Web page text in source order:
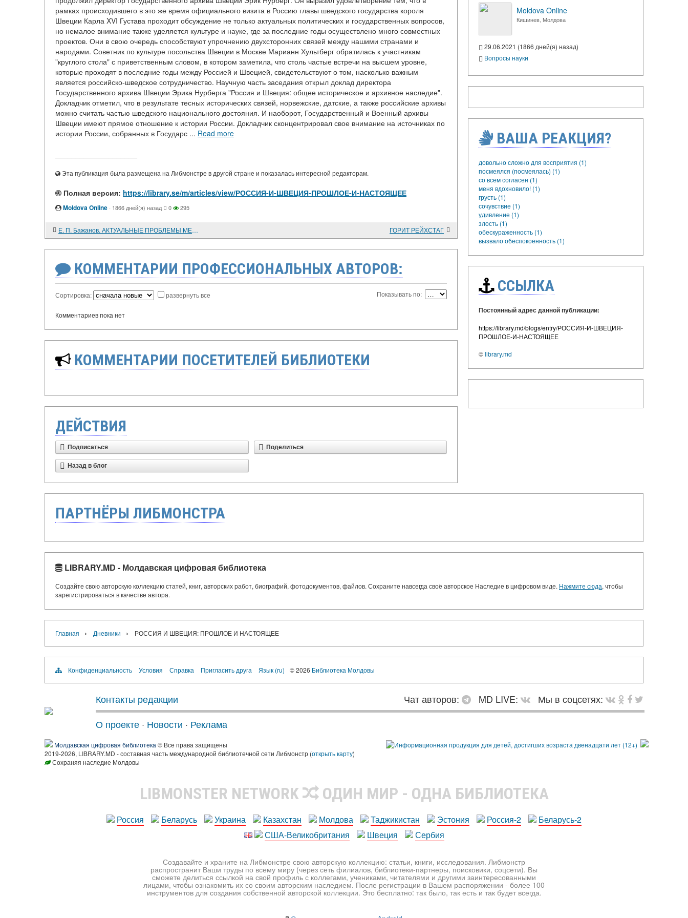
рамках происходившего в это же время официального визита в Россию главы шведского государства короля
Швеции Карла XVI Густава проходит обсуждение не только актуальных политических и государственных вопросов,
но немалое внимание также уделяется культуре и науке, где за последние годы осуществлено много совместных
проектов. Они в свою очередь способствуют упрочнению двухсторонних связей между нашими странами и
народами. Советник по культуре посольства Швеции в Москве Марианн Хультберг обратилась к участникам
"круглого стола" с приветственным словом, в котором заметила, что столь частые встречи на высшем уровне,
которые проходят в последние годы между Россией и Швецией, свидетельствуют о том, насколько важным
является российско-шведское сотрудничество. Научную часть заседания открыл доклад директора
Государственного архива Швеции Эрика Нурберга "Россия и Швеция: общее историческое и архивное наследие".
Докладчик отметил, что в результате тесных исторических связей, норвежские, датские, а также российские архивы
можно считать частью шведского национального достояния. И наоборот, Государственный и Военный архивы
Швеции имеют прямое отношение к истории России. Докладчик сконцентрировал свое внимание на источниках по
истории России, собранных в Государс ... Read more
Эта публикация была размещена на Либмонстре в другой стране и показалась интересной редакторам.
Полная версия: https://library.se/m/articles/view/РОССИЯ-И-ШВЕЦИЯ-ПРОШЛОЕ-И-НАСТОЯЩЕЕ
Moldova Online · 1866 дней(я) назад 0 295
Е. П. Бажанов. АКТУАЛЬНЫЕ ПРОБЛЕМЫ МЕЖДУНАРОДНЫХ ОТНОШЕНИЙ. Избранные труды, в 3-х т., т. 1. М.: Научная книга, 2001 ГОРИТ РЕЙХСТАГ
КОММЕНТАРИИ ПРОФЕССИОНАЛЬНЫХ АВТОРОВ:
Сортировка: развернуть все Показывать по:
Комментариев пока нет
КОММЕНТАРИИ ПОСЕТИТЕЛЕЙ БИБЛИОТЕКИ
ДЕЙСТВИЯ
Подписаться Поделиться
Назад в блог
Moldova Online
Кишинев, Молдова
29.06.2021 (1866 дней(я) назад)
Вопросы науки
ВАША РЕАКЦИЯ?
довольно сложно для восприятия (1)
посмеялся (посмеялась) (1)
со всем согласен (1)
меня вдохновило! (1)
грусть (1)
сочувствие (1)
удивление (1)
злость (1)
обескураженность (1)
вызвало обеспокоенность (1)
ССЫЛКА
Постоянный адрес данной публикации:
https://library.md/blogs/entry/РОССИЯ-И-ШВЕЦИЯ-
ПРОШЛОЕ-И-НАСТОЯЩЕЕ
©library.md
ПАРТНЁРЫ ЛИБМОНСТРА
LIBRARY.MD - Молдавская цифровая библиотека
Создайте свою авторскую коллекцию статей, книг, авторских работ, биографий, фотодокументов, файлов. Сохраните навсегда своё авторское Наследие в цифровом виде. Нажмите сюда, чтобы
зарегистрироваться в качестве автора.
Главная › Дневники › РОССИЯ И ШВЕЦИЯ: ПРОШЛОЕ И НАСТОЯЩЕЕ
Конфиденциальность Условия Справка Пригласить друга Язык (ru) © 2026 Библиотека Молдовы
Контакты редакции Чат авторов: MD LIVE:
Мы в соцсетях:
О проекте · Новости · Реклама
Молдавская цифровая библиотека © Все права защищены
2019-2026, LIBRARY.MD - составная часть международной библиотечной сети Либмонстр (открыть карту)
Сохраняя наследие Молдовы
LIBMONSTER NETWORK ОДИН МИР - ОДНА БИБЛИОТЕКА
Россия Беларусь Украина Казахстан Молдова Таджикистан Эстония Россия-2
Беларусь-2
США-Великобритания
Швеция Сербия
Создавайте и храните на Либмонстре свою авторскую коллекцию: статьи, книги, исследования. Либмонстр
распространит Ваши труды по всему миру (через сеть филиалов, библиотеки-партнеры, поисковики, соцсети). Вы
сможете делиться ссылкой на свой профиль с коллегами, учениками, читателями и другими заинтересованными
лицами, чтобы ознакомить их со своим авторским наследием. После регистрации в Вашем распоряжении - более 100
инструментов для создания собственной авторской коллекции. Это бесплатно: так было, так есть и так будет всегда.